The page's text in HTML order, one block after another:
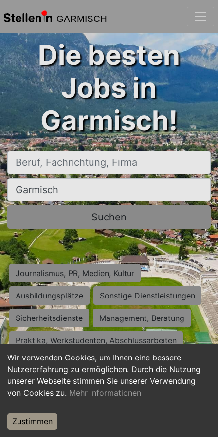
GARMISCH
Wir verwenden Cookies, um Ihnen eine bessere
Nutzererfahrung zu ermöglichen. Durch die Nutzung
unserer Webseite stimmen Sie unserer Verwendung
von Cookies zu. Mehr Informationen
Zustimmen
Die besten
Jobs in
Garmisch!
Beruf, Fachrichtung, Firma
Ort, Stadt
Suchen
Journalismus, PR, Medien, Kultur
Ausbildungsplätze Sonstige Dienstleistungen
Sicherheitsdienste Management, Beratung
Praktika, Werkstudenten, Abschlussarbeiten
Personalwesen Assistenz, Sekretariat
Hilfskräfte, Aushilfs- und Nebenjobs
Weiterbildung, Studium, duale Ausbildung